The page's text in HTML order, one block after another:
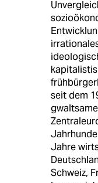
seit dem
Jahre
Schweiz,